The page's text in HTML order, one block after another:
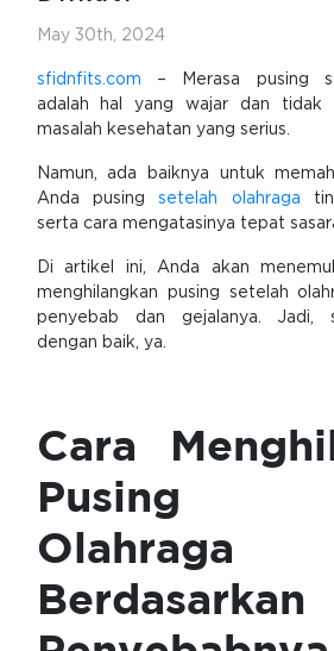
May 30th, 2024
sfidnfits.com – Merasa pusing
adalah hal yang wajar dan tidak
masalah kesehatan yang serius.
Namun, ada baiknya untuk
Anda pusingsetelah olahraga
serta cara mengatasinya tepat
Di artikel ini, Anda akan
menghilangkan pusing setelah
penyebab dan gejalanya. Jadi,
dengan baik, ya.
Cara
Pusing
Olahraga
Berdasarkan